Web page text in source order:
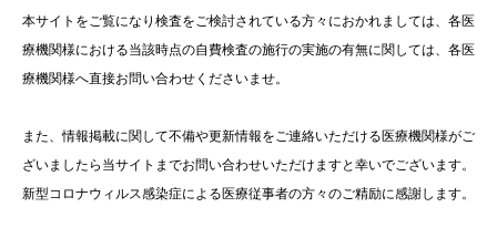
本サイトをご覧になり検査をご検討されている方々におかれましては、各医
療機関様における当該時点の自費検査の施行の実施の有無に関しては、各医
療機関様へ直接お問い合わせくださいませ。
また、情報掲載に関して不備や更新情報をご連絡いただける医療機関様がご
ざいましたら当サイトまでお問い合わせいただけますと幸いでございます。
新型コロナウィルス感染症による医療従事者の方々のご精励に感謝します。